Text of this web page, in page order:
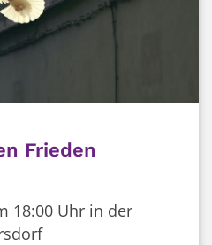
Frieden
18:00 Uhr in der